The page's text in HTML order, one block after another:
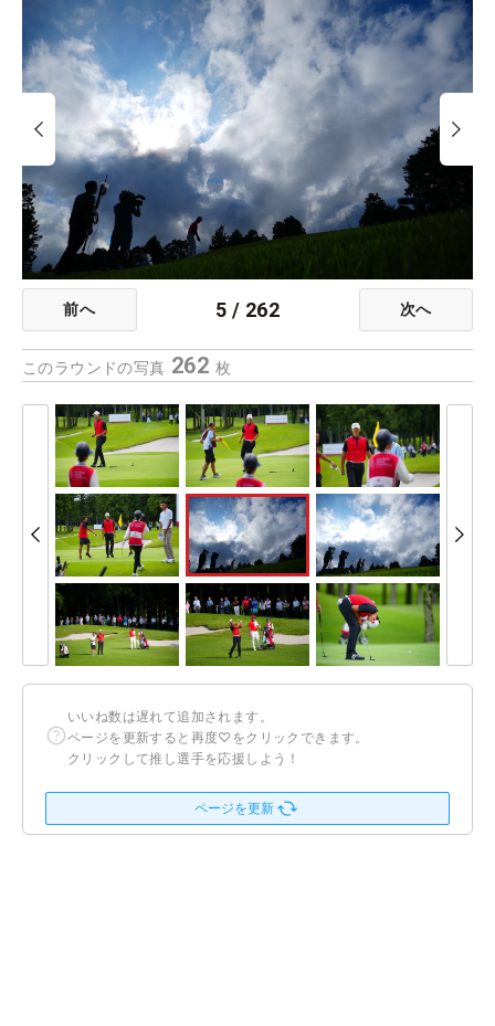
前へ 5 / 262 次へ
このラウンドの写真 262 枚
いいね数は遅れて追加されます。
ページを更新すると再度♡をクリックできます。
クリックして推し選手を応援しよう！
ページを更新